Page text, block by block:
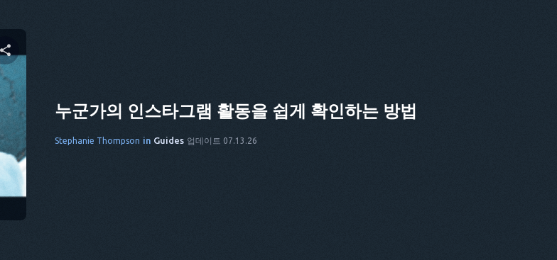
누군가의 인스타그램 활동을 쉽게 확인하는 방법
Stephanie Thompson in Guides 업데이트 07.13.26